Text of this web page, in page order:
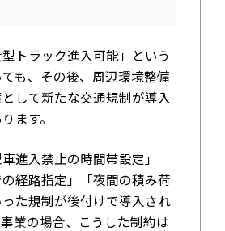
トラック進入可能」という
も、その後、周辺環境整備
して新たな交通規制が導入
ます。
進入禁止の時間帯設定」
の経路指定」「夜間の積み荷
た規制が後付けで導入され
業の場合、こうした制約は